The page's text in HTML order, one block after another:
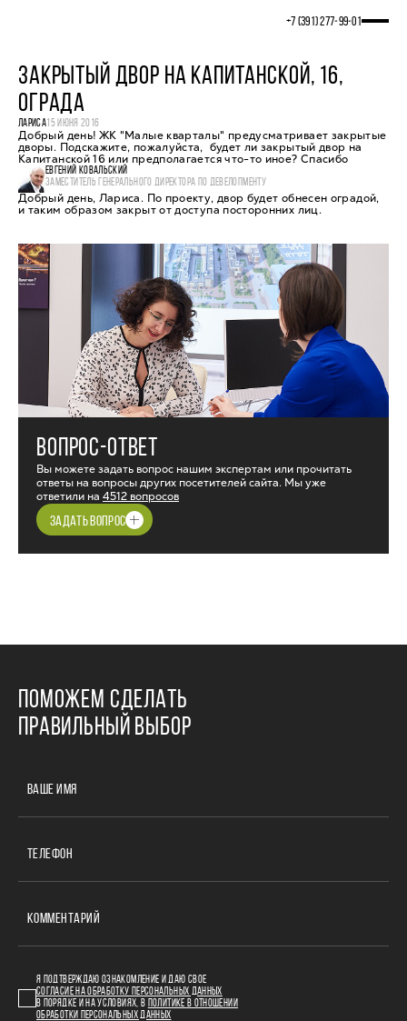
+7 (391) 277‒99‒01
ЗАКРЫТЫЙ ДВОР НА КАПИТАНСКОЙ, 16,
ОГРАДА
ЛАРИСА15 ИЮНЯ 2016
Добрый день! ЖК "Малые кварталы" предусматривает закрытые
дворы. Подскажите, пожалуйста, будет ли закрытый двор на
Капитанской 16 или предполагается что-то иное? Спасибо
ЕВГЕНИЙ КОВАЛЬСКИЙ
ЗАМЕСТИТЕЛЬ ГЕНЕРАЛЬНОГО ДИРЕКТОРА ПО ДЕВЕЛОПМЕНТУ
Добрый день, Лариса. По проекту, двор будет обнесен оградой,
и таким образом закрыт от доступа посторонних лиц.
ВОПРОС-ОТВЕТ
Вы можете задать вопрос нашим экспертам или прочитать
ответы на вопросы других посетителей сайта. Мы уже
ответили на 4512 вопросов
ЗАДАТЬ ВОПРОС
ПОМОЖЕМ СДЕЛАТЬ
ПРАВИЛЬНЫЙ ВЫБОР
ВАШЕ ИМЯ
ТЕЛЕФОН
КОММЕНТАРИЙ
Я ПОДТВЕРЖДАЮ ОЗНАКОМЛЕНИЕ И ДАЮ СВОЕ
СОГЛАСИЕ НА ОБРАБОТКУ ПЕРСОНАЛЬНЫХ ДАННЫХ
В ПОРЯДКЕ И НА УСЛОВИЯХ, В
ПОЛИТИКЕ В ОТНОШЕНИИ
ОБРАБОТКИ ПЕРСОНАЛЬНЫХ ДАННЫХ